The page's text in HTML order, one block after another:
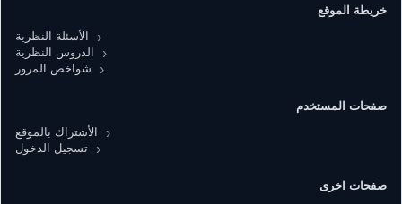
خريطة الموقع
الأسئلة النظرية
الدروس النظرية
شواخص المرور
صفحات المستخدم
الأشتراك بالموقع
تسجيل الدخول
صفحات اخرى